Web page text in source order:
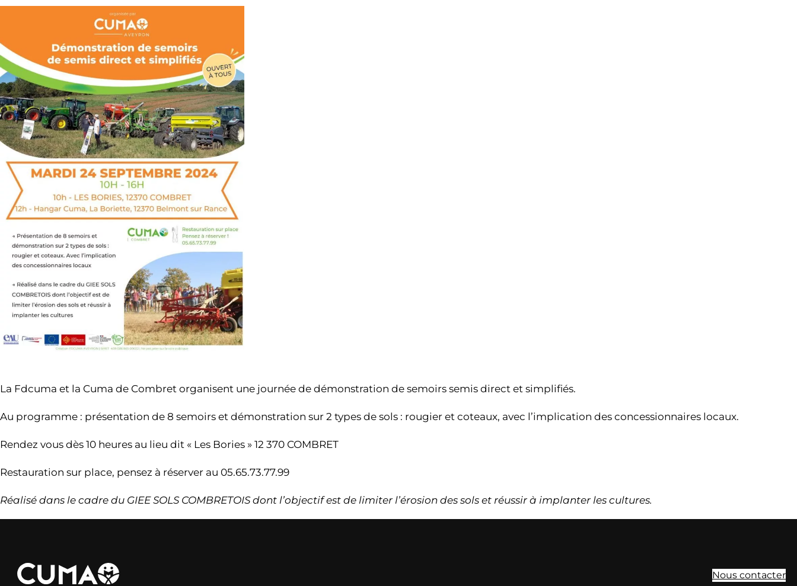
La Fdcuma et la Cuma de Combret organisent une journée de démonstration de semoirs semis direct et simplifiés.
Au programme : présentation de 8 semoirs et démonstration sur 2 types de sols : rougier et coteaux, avec l’implication des concessionnaires locaux.
Rendez vous dès 10 heures au lieu dit « Les Bories » 12 370 COMBRET
Restauration sur place, pensez à réserver au 05.65.73.77.99
Réalisé dans le cadre du GIEE SOLS COMBRETOIS dont l’objectif est de limiter l’érosion des sols et réussir à implanter les cultures.
Nous contacter